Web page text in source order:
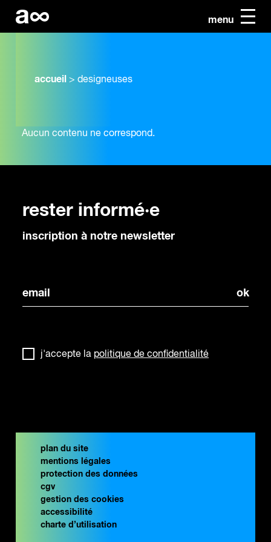
menu
accueil > designeuses
Aucun contenu ne correspond.
rester informé·e
inscription à notre newsletter
j'accepte la politique de confidentialité
plan du site
mentions légales
protection des données
cgv
gestion des cookies
accessibilité
charte d’utilisation